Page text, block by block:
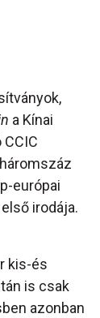
a Kínai
európai
irodája.
kis-és
is csak
azonban